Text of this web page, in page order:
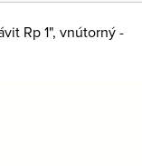
Rp 1", vnútorný -